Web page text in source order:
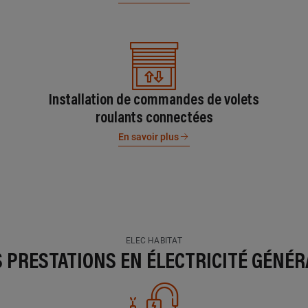
Installation de commandes de volets
roulants connectées
En savoir plus
ELEC HABITAT
PRESTATIONS EN ÉLECTRICITÉ